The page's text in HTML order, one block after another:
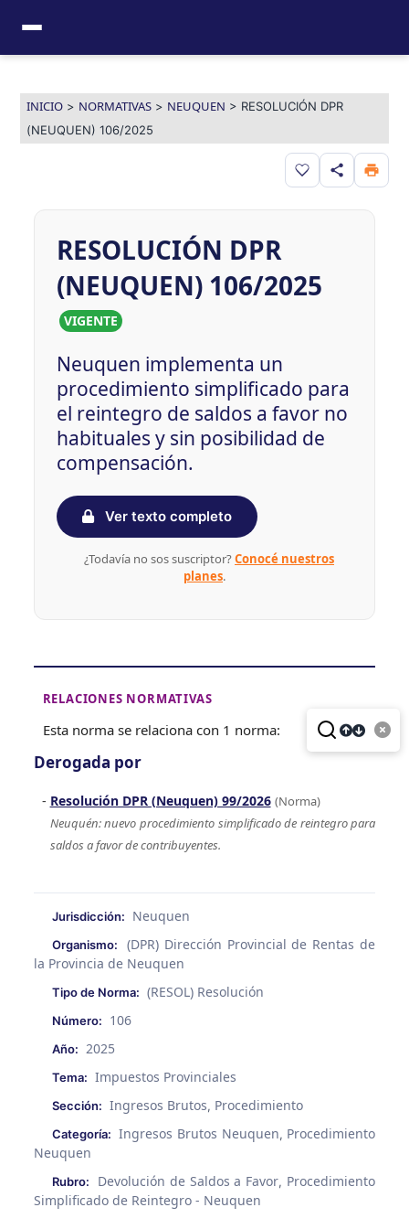
contenido
INICIO> NORMATIVAS> NEUQUEN > RESOLUCIÓN DPR
(NEUQUEN) 106/2025
Guardar en
RESOLUCIÓN DPR
(NEUQUEN) 106/2025
VIGENTE
Neuquen implementa un
procedimiento simplificado para
el reintegro de saldos a favor no
habituales y sin posibilidad de
compensación.
Ver texto completo
¿Todavía no sos suscriptor?Conocé nuestros
planes.
RELACIONES NORMATIVAS
Esta norma se relaciona con 1 norma:
Derogada por
Resolución DPR (Neuquen) 99/2026 (Norma)
Neuquén: nuevo procedimiento simplificado de reintegro para
saldos a favor de contribuyentes.
Jurisdicción: Neuquen
Organismo:
(DPR) Dirección Provincial de Rentas de
la Provincia de Neuquen
Tipo de Norma: (RESOL) Resolución
Número: 106
Año: 2025
Tema: Impuestos Provinciales
Sección: Ingresos Brutos, Procedimiento
Categoría: Ingresos Brutos Neuquen, Procedimiento
Neuquen
Rubro: Devolución de Saldos a Favor, Procedimiento
Simplificado de Reintegro - Neuquen